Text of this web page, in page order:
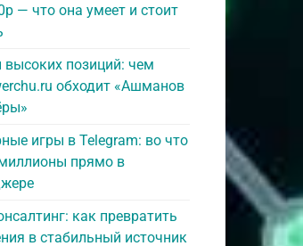
— что она умеет и стоит
высоких позиций: чем
обходит «Ашманов
игры в Telegram: во что
прямо в
как превратить
в стабильный источник